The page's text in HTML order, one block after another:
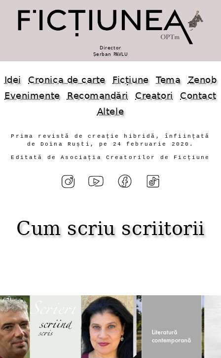
Director
Șerban PAVLU
Idei Cronica de carte Ficțiune Tema
Zenob
Evenimente
Recomandări Creatori
Contact
Altele
Prima revistă de creație hibridă, înființată
de Doina Ruști, pe 24 februarie 2020.
Editată de Asociația Creatorilor de Ficțiune
Cum scriu scriitorii